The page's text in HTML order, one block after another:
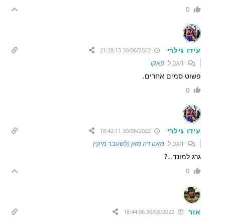
0
עידו גילרי 30/06/2022 21:28:13
הגב לפאקו
פשוט סמים אחרים.
0
עידו גילרי 30/06/2022 18:42:11
הגב למאנו דה מאן (לשעבר מיקי)
גרג למונד…?
0
אור